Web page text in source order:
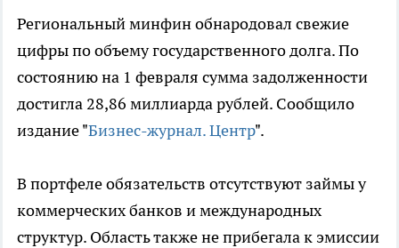
Региональный минфин обнародовал свежие
цифры по объему государственного долга. По
состоянию на 1 февраля сумма задолженности
достигла 28,86 миллиарда рублей. Сообщило
издание "Бизнес-журнал. Центр".
В портфеле обязательств отсутствуют займы у
коммерческих банков и международных
структур. Область также не прибегала к эмиссии